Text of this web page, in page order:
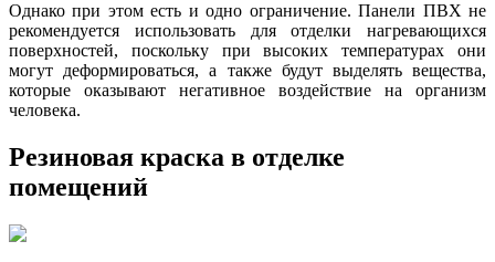
Однако при этом есть и одно ограничение. Панели ПВХ не
рекомендуется использовать для отделки нагревающихся
поверхностей, поскольку при высоких температурах они
могут деформироваться, а также будут выделять вещества,
которые оказывают негативное воздействие на организм
человека.
Резиновая краска в отделке
помещений